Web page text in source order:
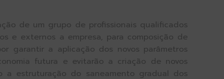
de um grupo de profissionais qualificados
e externos a empresa, para composição de
garantir a aplicação dos novos parâmetros
futura e evitarão a criação de novos
a estruturação do saneamento gradual dos